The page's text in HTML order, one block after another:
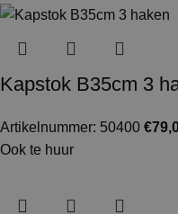
Kapstok B35cm 3
Artikelnummer: 50400 €
Ook te huur